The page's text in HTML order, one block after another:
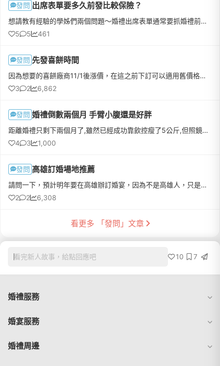
發問 出席表單要多久前發比較保險？
想請教有經驗的學姊們兩個問題～婚禮出席表單通常要抓婚禮前多久發給親友們？怕太早發大家行程還不確定、又怕太晚發來不及大家都沒空來，好兩難&gt;&lt;喜帖大概要在婚禮前多久時間發出去？因為想請網路上的設計師幫...
5
5 461
發問 先發喜餅時間
因為想要的喜餅廠商11/1後漲價，在這之前下訂可以適用舊價格，但出貨日最晚是2023/6/30，但宴客日會在10-12月，這時間會太早發嗎，也很猶豫要不要趕在今天下訂，不知道是不是廠商銷售手法，謝謝
3
2 6,862
發問 婚禮倒數兩個月 手臂小腹還是好胖
距離婚禮只剩下兩個月了,雖然已經成功靠飲控瘦了5公斤,但照鏡子還是覺得手臂還是好粗,小腹還是好明顯🥲上網查了一堆針對手臂肚子的瘦身操,但又怕是智商稅根本沒用,還是我應該要去做局部抽脂啊?最近韓國的onda好像滿有...
4
3 1,000
發問 高雄訂婚場地推薦
請問一下，預計明年要在高雄辦訂婚宴，因為不是高雄人，只是親戚多在南部，才想找高雄方便大家來目前有考慮國賓飯店、老新台菜，還有其他推薦的地點嗎?聽說場地提供的主持人也很重要，有其他訂婚注意事項，也歡迎回覆~先謝謝大家的幫忙囉&lt;3
2
2 6,308
看更多 「發問」文章
看完新人故事，給點回應吧 10 7
婚禮服務
婚宴服務
婚禮周邊